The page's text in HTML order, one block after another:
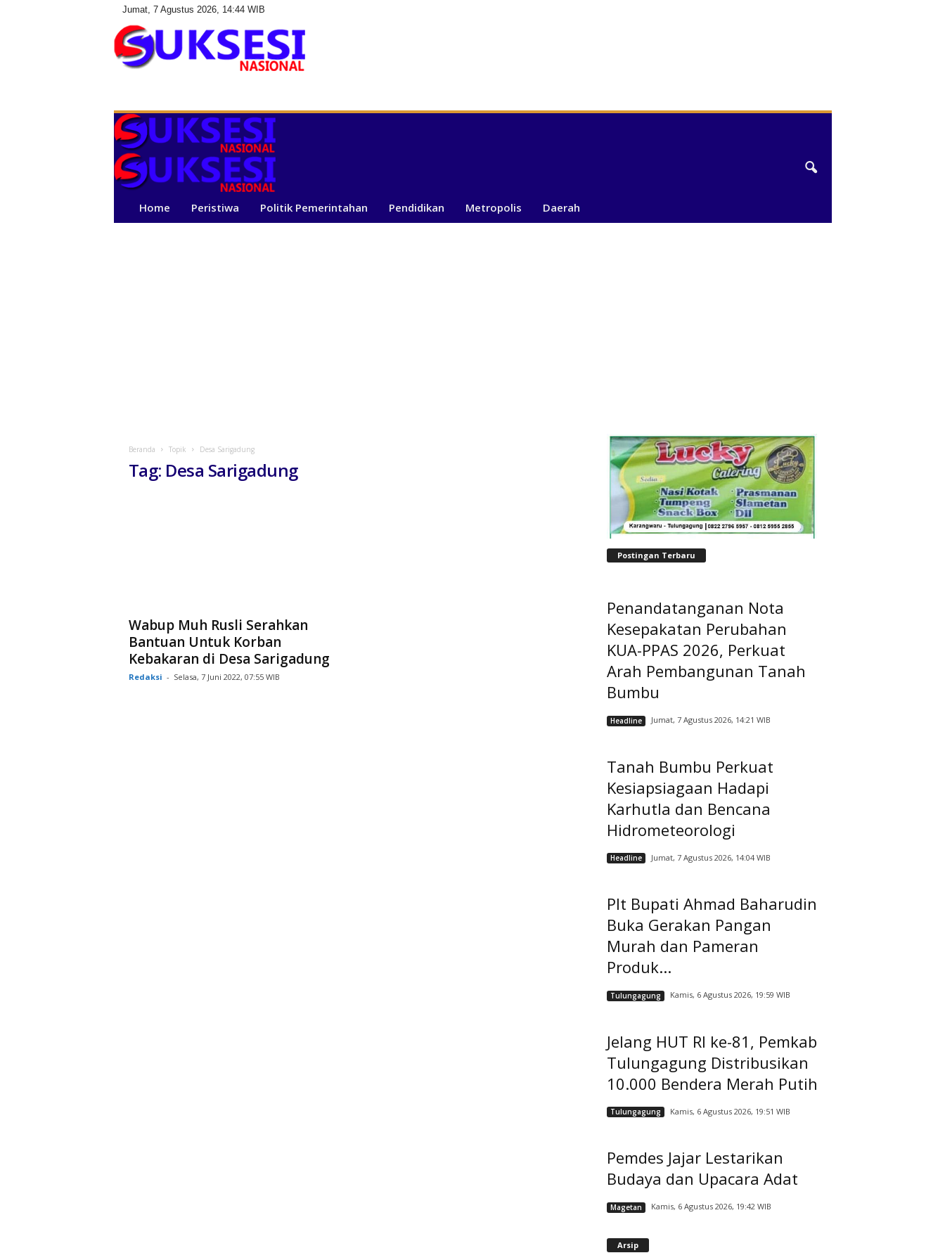
Jumat, 7 Agustus 2026, 14:44 WIB
s
e
i
N
i
Home Peristiwa Politik Pemerintahan Pendidikan Metropolis Daerah
Beranda Topik Desa Sarigadung
Tag: Desa Sarigadung
Wabup Muh Rusli Serahkan
Bantuan Untuk Korban
Kebakaran di Desa Sarigadung
Redaksi - Selasa, 7 Juni 2022, 07:55 WIB
Postingan Terbaru
Penandatanganan Nota
Kesepakatan Perubahan
KUA-PPAS 2026, Perkuat
Arah Pembangunan Tanah
Bumbu
Headline Jumat, 7 Agustus 2026, 14:21 WIB
Tanah Bumbu Perkuat
Kesiapsiagaan Hadapi
Karhutla dan Bencana
Hidrometeorologi
Headline Jumat, 7 Agustus 2026, 14:04 WIB
Plt Bupati Ahmad Baharudin
Buka Gerakan Pangan
Murah dan Pameran
Produk...
Tulungagung Kamis, 6 Agustus 2026, 19:59 WIB
Jelang HUT RI ke-81, Pemkab
Tulungagung Distribusikan
10.000 Bendera Merah Putih
Tulungagung Kamis, 6 Agustus 2026, 19:51 WIB
Pemdes Jajar Lestarikan
Budaya dan Upacara Adat
Magetan Kamis, 6 Agustus 2026, 19:42 WIB
Arsip